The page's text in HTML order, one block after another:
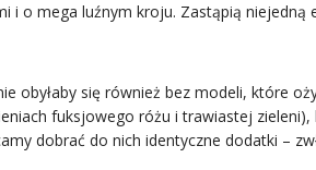
i o mega luźnym kroju. Zastąpią niejedną
obyłaby się również bez modeli, które
fuksjowego różu i trawiastej
dobrać do nich identyczne dodatki –